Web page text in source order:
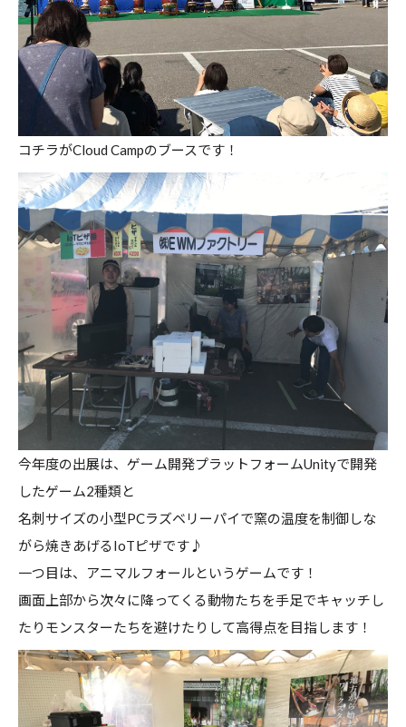
コチラがCloud Campのブースです！
今年度の出展は、ゲーム開発プラットフォームUnityで開発
したゲーム2種類と
名刺サイズの小型PCラズベリーパイで窯の温度を制御しな
がら焼きあげるIoTピザです♪
一つ目は、アニマルフォールというゲームです！
画面上部から次々に降ってくる動物たちを手足でキャッチし
たりモンスターたちを避けたりして高得点を目指します！